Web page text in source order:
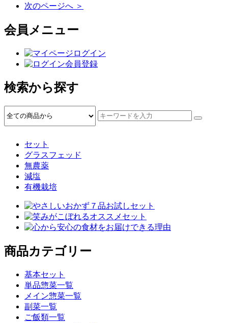
次のページへ ＞
会員メニュー
ログイン
会員登録
検索から探す
セット
グラスフェッド
無農薬
減塩
有機栽培
商品カテゴリー
基本セット
単品惣菜一覧
メイン惣菜一覧
副菜一覧
ご飯類一覧